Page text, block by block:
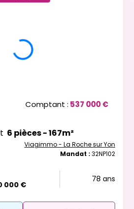
Comptant : 537 000 €
6 pièces - 167m²
Viagimmo - La Roche sur Yon
Mandat : 32NP102
000 €
78 ans